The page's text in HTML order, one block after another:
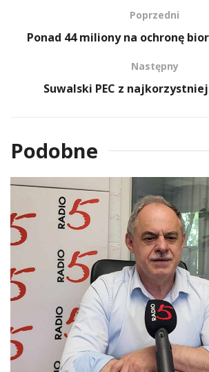
Poprzedni
Ponad 44 miliony na ochronę
Następny
Suwalski PEC z
Podobne